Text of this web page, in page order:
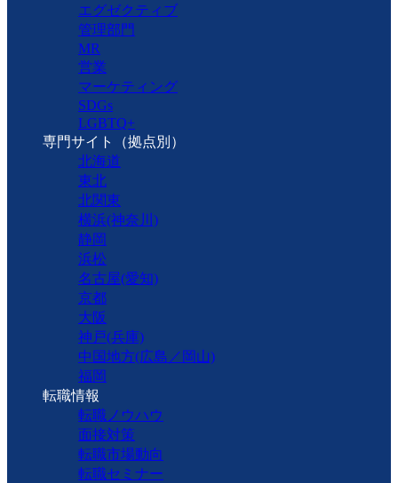
エグゼクティブ
管理部門
MR
営業
マーケティング
SDGs
LGBTQ+
専門サイト（拠点別）
北海道
東北
北関東
横浜(神奈川)
静岡
浜松
名古屋(愛知)
京都
大阪
神戸(兵庫)
中国地方(広島／岡山)
福岡
転職情報
転職ノウハウ
面接対策
転職市場動向
転職セミナー